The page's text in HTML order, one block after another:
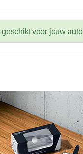
geschikt voor jouw auto